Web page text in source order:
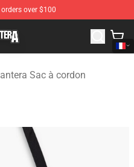
over $100
Merchandise Shop
Sac à cordon